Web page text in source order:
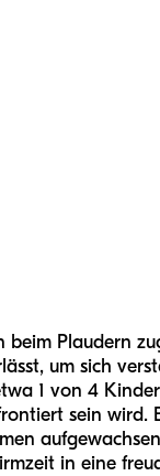
Plaudern
um sich
1 von 4
sein wird.
in eine